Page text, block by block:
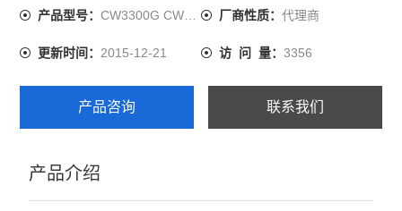
CW3300C 无色 4.9g（0.16oz）
CW3300B 蓝色 4.9g（0.16oz）
产品型号：CW3300G CW3300C 厂商性质： 代理商
更新时间：2015-12-21 访 问 量： 3356
产品咨询 联系我们
产品介绍